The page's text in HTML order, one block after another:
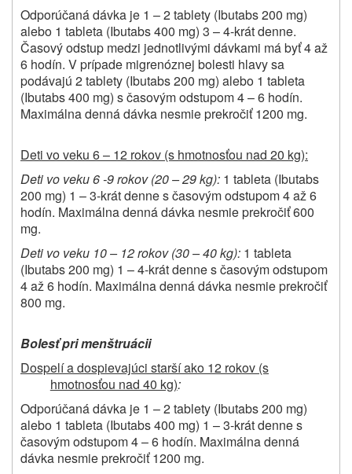
Odporúčaná dávka je 1 – 2 tablety (Ibutabs 200 mg)
alebo 1 tableta (Ibutabs 400 mg) 3 – 4-krát denne.
Časový odstup medzi jednotlivými dávkami má byť 4 až
6 hodín. V prípade migrenóznej bolesti hlavy sa
podávajú 2 tablety (Ibutabs 200 mg) alebo 1 tableta
(Ibutabs 400 mg) s časovým odstupom 4 – 6 hodín.
Maximálna denná dávka nesmie prekročiť 1200 mg.
Deti vo veku 6 – 12 rokov (s hmotnosťou nad 20 kg):
Deti vo veku 6 -9 rokov (20 – 29 kg): 1 tableta (Ibutabs
200 mg) 1 – 3-krát denne s časovým odstupom 4 až 6
hodín. Maximálna denná dávka nesmie prekročiť 600
mg.
Deti vo veku 10 – 12 rokov (30 – 40 kg): 1 tableta
(Ibutabs 200 mg) 1 – 4-krát denne s časovým odstupom
4 až 6 hodín. Maximálna denná dávka nesmie prekročiť
800 mg.
Bolesť pri menštruácii
Dospelí a dospievajúci starší ako 12 rokov (s
hmotnosťou nad 40 kg):
Odporúčaná dávka je 1 – 2 tablety (Ibutabs 200 mg)
alebo 1 tableta (Ibutabs 400 mg) 1 – 3-krát denne s
časovým odstupom 4 – 6 hodín. Maximálna denná
dávka nesmie prekročiť 1200 mg.